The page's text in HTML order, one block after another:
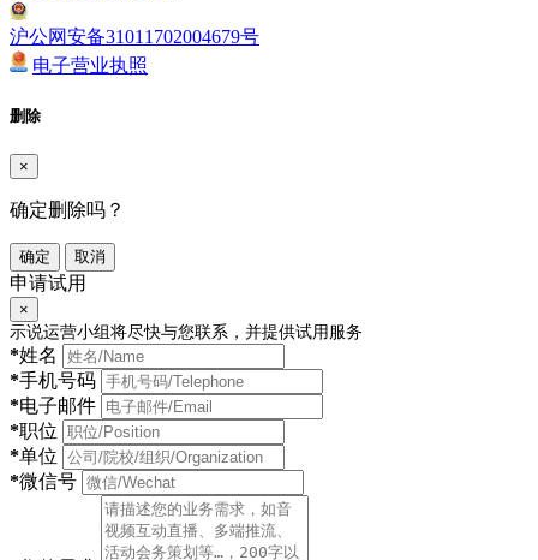
沪公网安备31011702004679号
电子营业执照
删除
×
确定删除吗？
确定 取消
申请试用
×
示说运营小组将尽快与您联系，并提供试用服务
*姓名
*手机号码
*电子邮件
*职位
*单位
*微信号